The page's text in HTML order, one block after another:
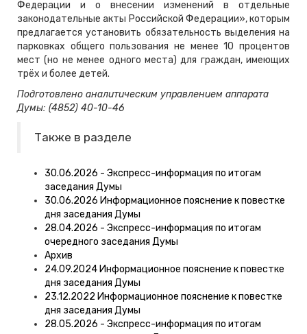
Федерации и о внесении изменений в отдельные
законодательные акты Российской Федерации», которым
предлагается установить обязательность выделения на
парковках общего пользования не менее 10 процентов
мест (но не менее одного места) для граждан, имеющих
трёх и более детей.
Подготовлено аналитическим управлением аппарата
Думы: (4852) 40-10-46
Также в разделе
30.06.2026 - Экспресс-информация по итогам
заседания Думы
30.06.2026 Информационное пояснение к повестке
дня заседания Думы
28.04.2026 - Экспресс-информация по итогам
очередного заседания Думы
Архив
24.09.2024 Информационное пояснение к повестке
дня заседания Думы
23.12.2022 Информационное пояснение к повестке
дня заседания Думы
28.05.2026 - Экспресс-информация по итогам